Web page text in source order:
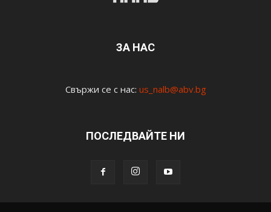
ЗА НАС
Свържи се с нас: us_nalb@abv.bg
ПОСЛЕДВАЙТЕ НИ